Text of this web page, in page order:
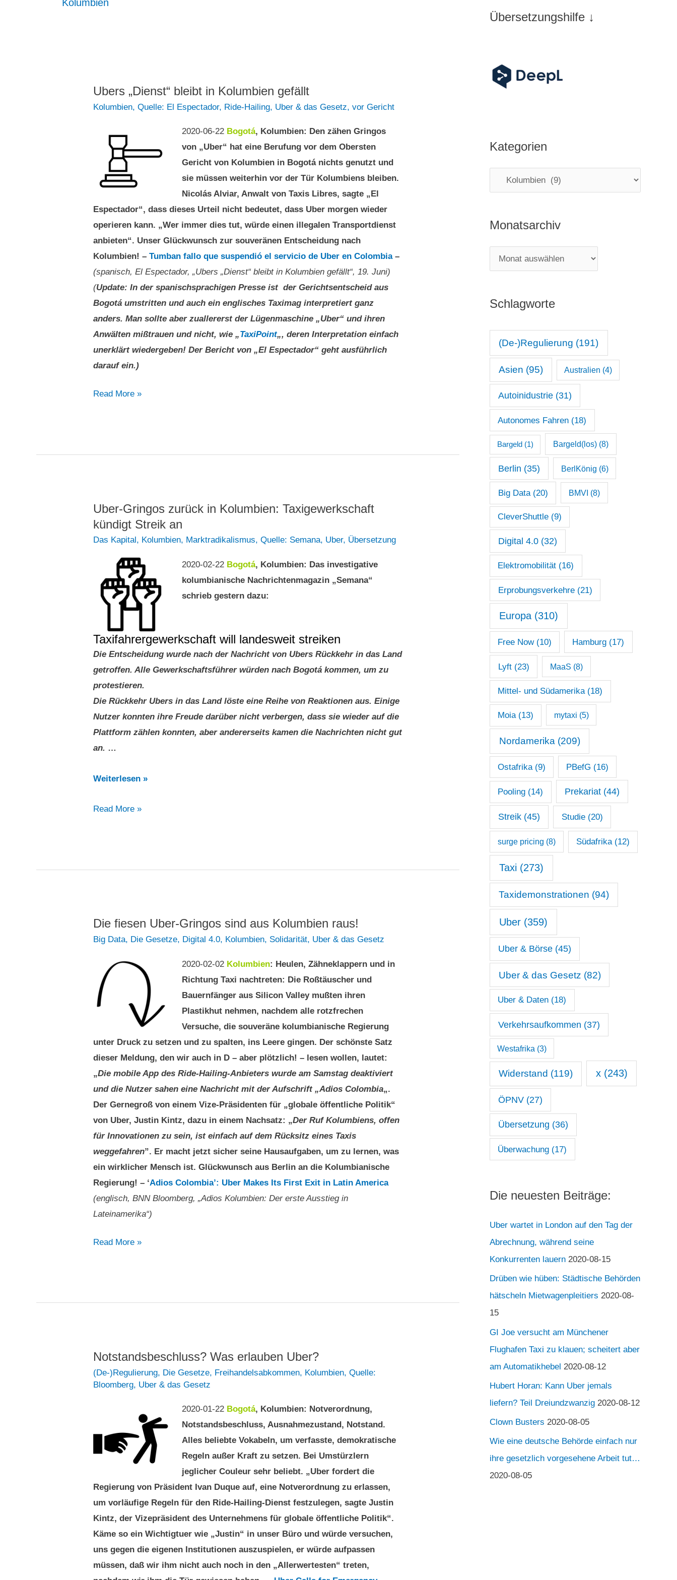
Kolumbien
Ubers „Dienst“ bleibt in Kolumbien gefällt
Kolumbien,Quelle: El Espectador, Ride-Hailing, Uber & das Gesetz,vor Gericht
2020-06-22 Bogotá, Kolumbien: Den zähen Gringos
von „Uber“ hat eine Berufung vor dem Obersten
Gericht von Kolumbien in Bogotá nichts genutzt und
sie müssen weiterhin vor der Tür Kolumbiens bleiben.
Nicolás Alviar, Anwalt von Taxis Libres, sagte „El
Espectador“, dass dieses Urteil nicht bedeutet, dass Uber morgen wieder
operieren kann. „Wer immer dies tut, würde einen illegalen Transportdienst
anbieten“. Unser Glückwunsch zur souveränen Entscheidung nach
Kolumbien! –Tumban fallo que suspendió el servicio de Uber en Colombia–
(spanisch, El Espectador, „Ubers „Dienst“ bleibt in Kolumbien gefällt“, 19. Juni)
(Update: In der spanischsprachigen Presse ist der Gerichtsentscheid aus
Bogotá umstritten und auch ein englisches Taximag interpretiert ganz
anders. Man sollte aber zuallererst der Lügenmaschine „Uber“ und ihren
Anwälten mißtrauen und nicht, wie „TaxiPoint„, deren Interpretation einfach
unerklärt wiedergeben! Der Bericht von „El Espectador“ geht ausführlich
darauf ein.)
Ubers
Kolumbien
Read More »
Uber-Gringos zurück in Kolumbien: Taxigewerkschaft
kündigt Streik an
Das Kapital , Kolumbien, Marktradikalismus,Quelle: Semana, Uber, Übersetzung
2020-02-22 Bogotá, Kolumbien: Das investigative
kolumbianische Nachrichtenmagazin „Semana“
schrieb gestern dazu:
Taxifahrergewerkschaft will landesweit streiken
Die Entscheidung wurde nach der Nachricht von Ubers Rückkehr in das Land
getroffen. Alle Gewerkschaftsführer würden nach Bogotá kommen, um zu
protestieren.
Die Rückkehr Ubers in das Land löste eine Reihe von Reaktionen aus. Einige
Nutzer konnten ihre Freude darüber nicht verbergen, dass sie wieder auf die
Plattform zählen konnten, aber andererseits kamen die Nachrichten nicht gut
an. …
Uber-
zurück
kündigt
Weiterlesen »
Uber-
Kolumbien:
Streik
Read More »
Die fiesen Uber-Gringos sind aus Kolumbien raus!
Big Data, Die Gesetze, Digital 4.0, Kolumbien, Solidarität, Uber & das Gesetz
2020-02-02 Kolumbien: Heulen, Zähneklappern und in
Richtung Taxi nachtreten: Die Roßtäuscher und
Bauernfänger aus Silicon Valley mußten ihren
Plastikhut nehmen, nachdem alle rotzfrechen
Versuche, die souveräne kolumbianische Regierung
unter Druck zu setzen und zu spalten, ins Leere gingen. Der schönste Satz
dieser Meldung, den wir auch in D – aber plötzlich! – lesen wollen, lautet:
„Die mobile App des Ride-Hailing-Anbieters wurde am Samstag deaktiviert
und die Nutzer sahen eine Nachricht mit der Aufschrift „Adios Colombia„.
Der Gernegroß von einem Vize-Präsidenten für „globale öffentliche Politik“
von Uber, Justin Kintz, dazu in einem Nachsatz: „Der Ruf Kolumbiens, offen
für Innovationen zu sein, ist einfach auf dem Rücksitz eines Taxis
weggefahren”. Er macht jetzt sicher seine Hausaufgaben, um zu lernen, was
ein wirklicher Mensch ist. Glückwunsch aus Berlin an die Kolumbianische
Regierung! – ‘Adios Colombia’: Uber Makes Its First Exit in Latin America
(englisch, BNN Bloomberg, „Adios Kolumbien: Der erste Ausstieg in
Lateinamerika“)
Die
sind
raus!
Read More »
Notstandsbeschluss? Was erlauben Uber?
(De-)Regulierung, Die Gesetze, Freihandelsabkommen, Kolumbien,Quelle:
Bloomberg, Uber & das Gesetz
2020-01-22 Bogotá, Kolumbien: Notverordnung,
Notstandsbeschluss, Ausnahmezustand, Notstand.
Alles beliebte Vokabeln, um verfasste, demokratische
Regeln außer Kraft zu setzen. Bei Umstürzlern
jeglicher Couleur sehr beliebt. „Uber fordert die
Regierung von Präsident Ivan Duque auf, eine Notverordnung zu erlassen,
um vorläufige Regeln für den Ride-Hailing-Dienst festzulegen, sagte Justin
Kintz, der Vizepräsident des Unternehmens für globale öffentliche Politik“.
Käme so ein Wichtigtuer wie „Justin“ in unser Büro und würde versuchen,
uns gegen die eigenen Institutionen auszuspielen, er würde aufpassen
müssen, daß wir ihm nicht auch noch in den „Allerwertesten“ treten,
Übersetzungshilfe ↓
Kategorien
a
e
g
n
Monatsarchiv
o
a
a
h
Schlagworte
(De-)Regulierung (191)
Asien (95) Australien (4)
Autoinidustrie(31)
Autonomes Fahren (18)
Bargeld (1) Bargeld(los)(8)
Berlin (35) BerlKönig (6)
Big Data(20) BMVI (8)
CleverShuttle(9)
Digital 4.0(32)
Elektromobilität (16)
Erprobungsverkehre(21)
Europa(310)
Free Now(10) Hamburg (17)
Lyft(23) MaaS (8)
Mittel- und Südamerika(18)
Moia(13) mytaxi (5)
Nordamerika (209)
Ostafrika(9) PBefG (16)
Pooling (14) Prekariat(44)
Streik (45) Studie(20)
surge pricing (8) Südafrika(12)
Taxi(273)
Taxidemonstrationen (94)
Uber (359)
Uber & Börse (45)
Uber & das Gesetz (82)
Uber & Daten (18)
Verkehrsaufkommen (37)
Westafrika (3)
Widerstand (119) x(243)
ÖPNV(27)
Übersetzung (36)
Überwachung (17)
Die neuesten Beiträge:
Uber wartet in London auf den Tag der
Abrechnung, während seine
Konkurrenten lauern 2020-08-15
Drüben wie hüben: Städtische Behörden
hätscheln Mietwagenpleitiers 2020-08-
15
GI Joe versucht am Münchener
Flughafen Taxi zu klauen; scheitert aber
am Automatikhebel 2020-08-12
Hubert Horan: Kann Uber jemals
liefern? Teil Dreiundzwanzig 2020-08-12
Clown Busters 2020-08-05
Wie eine deutsche Behörde einfach nur
ihre gesetzlich vorgesehene Arbeit tut…
2020-08-05